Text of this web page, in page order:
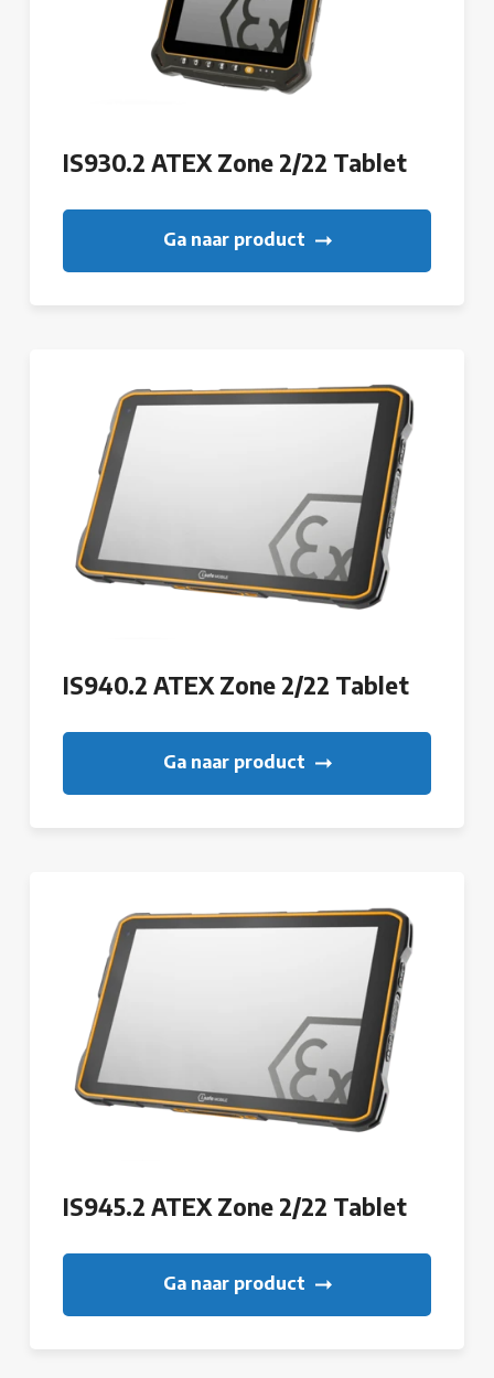
IS930.2 ATEX Zone 2/22 Tablet
Ga naar product
IS940.2 ATEX Zone 2/22 Tablet
Ga naar product
IS945.2 ATEX Zone 2/22 Tablet
Ga naar product